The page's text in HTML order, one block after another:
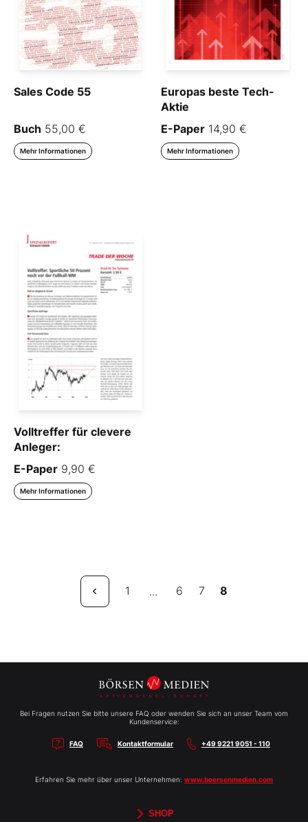
Sales Code 55
Buch 55,00 €
Mehr Informationen
Europas beste Tech-
Aktie
E-Paper 14,90 €
Mehr Informationen
Volltreffer für clevere
Anleger:
E-Paper 9,90 €
Mehr Informationen
1 ... 6 7 8
Bei Fragen nutzen Sie bitte unsere FAQ oder wenden Sie sich an unser Team vom
Kundenservice:
FAQ Kontaktformular +49 9221 9051 - 110
Erfahren Sie mehr über unser Unternehmen: www.boersenmedien.com
SHOP